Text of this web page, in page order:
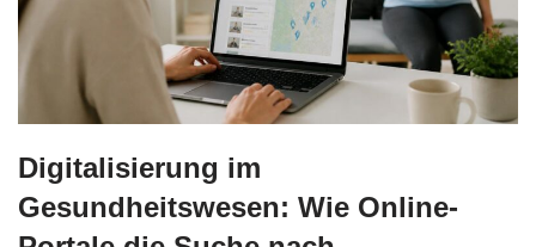
Digitalisierung im
Gesundheitswesen: Wie Online-